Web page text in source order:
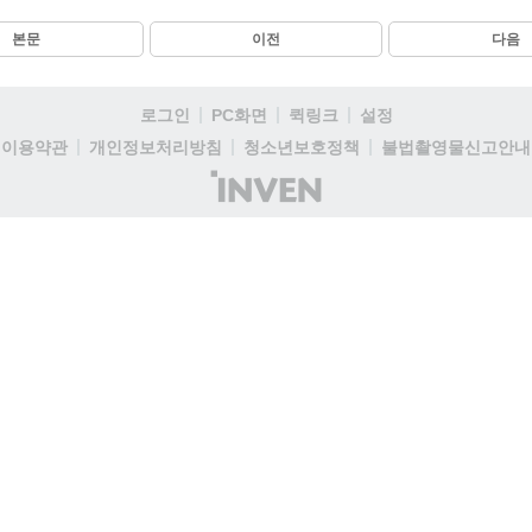
본문 이전 다음
로그인 PC화면 퀵링크
설정
이용약관
개인정보처리방침 청소년보호정책
불법촬영물신고안내
(주)
인